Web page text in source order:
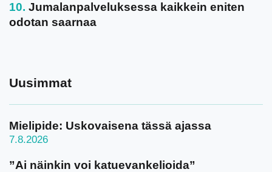
Jumalanpalveluksessa kaikkein eniten
odotan saarnaa
Uusimmat
Mielipide: Uskovaisena tässä ajassa
7.8.2026
”Ai näinkin voi katuevankelioida”